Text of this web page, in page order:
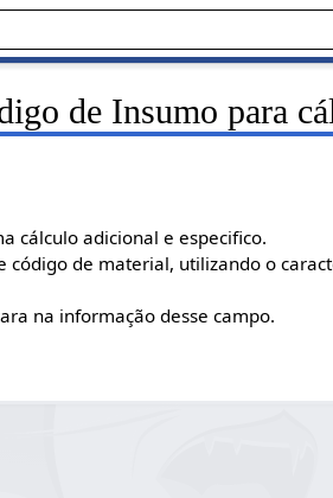
de Insumo para
cálculo adicional e especifico.
código de material, utilizando o
na informação desse campo.